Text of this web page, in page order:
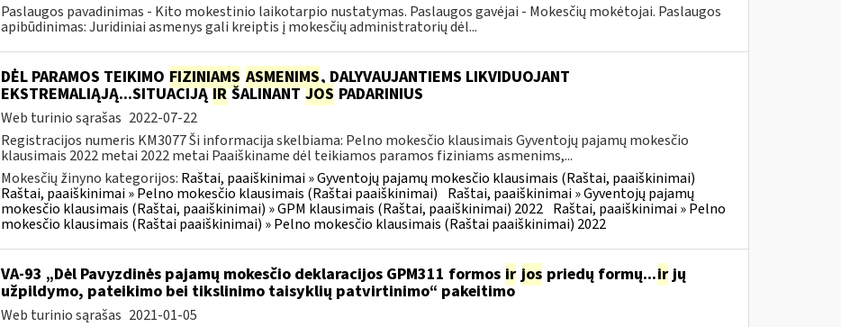
Paslaugos pavadinimas - Kito mokestinio laikotarpio nustatymas. Paslaugos gavėjai - Mokesčių mokėtojai. Paslaugos
apibūdinimas: Juridiniai asmenys gali kreiptis į mokesčių administratorių dėl...
DĖL PARAMOS TEIKIMO FIZINIAMS ASMENIMS, DALYVAUJANTIEMS LIKVIDUOJANT
EKSTREMALIĄJĄ...SITUACIJĄIRŠALINANTJOS PADARINIUS
Web turinio sąrašas 2022-07-22
Registracijos numeris KM3077 Ši informacija skelbiama: Pelno mokesčio klausimais Gyventojų pajamų mokesčio
klausimais 2022 metai 2022 metai Paaiškiname dėl teikiamos paramos fiziniams asmenims,...
Mokesčių žinyno kategorijos: Raštai, paaiškinimai » Gyventojų pajamų mokesčio klausimais (Raštai, paaiškinimai)
Raštai, paaiškinimai » Pelno mokesčio klausimais (Raštai paaiškinimai) Raštai, paaiškinimai » Gyventojų pajamų
mokesčio klausimais (Raštai, paaiškinimai) » GPM klausimais (Raštai, paaiškinimai) 2022 Raštai, paaiškinimai » Pelno
mokesčio klausimais (Raštai paaiškinimai) » Pelno mokesčio klausimais (Raštai paaiškinimai) 2022
VA-93 „Dėl Pavyzdinės pajamų mokesčio deklaracijos GPM311 formos ir jos priedų formų...irjų
užpildymo, pateikimo bei tikslinimo taisyklių patvirtinimo“ pakeitimo
Web turinio sąrašas 2021-01-05